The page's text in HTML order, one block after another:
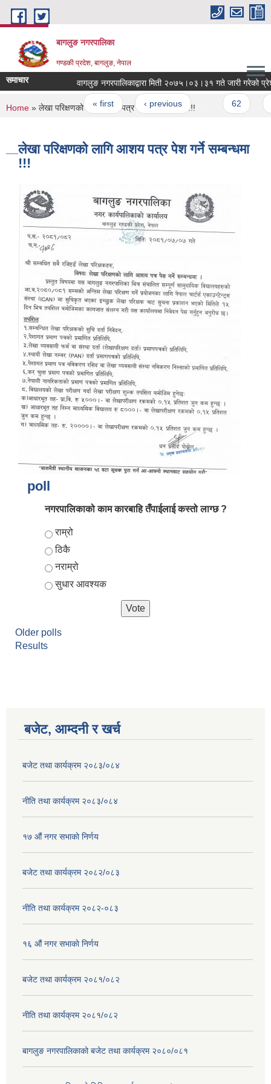
Skip to main content
बागलुङ नगरपालिका
गण्डकी प्रदेश, बागलुङ, नेपाल
समाचार वागलुङ नगरपालिकाद्वारा मिती २०७५।०३।३१ गते जारी गरेको प्रेश
Pages
« first ‹ previous …
You are here
Home » लेखा परिक्षणको लागि आशय पत्र पेश गर्ने सम्बन्धमा !!!
लेखा परिक्षणको लागि आशय पत्र पेश गर्ने सम्बन्धमा
!!!
poll
नगरपालिकाको काम कारबाहि तँपाईलाई कस्तो लाग्छ ?
Choices
राम्रो
ठिकै
नराम्रो
सुधार आवश्यक
Older polls
Results
बजेट, आम्दनी र खर्च
बजेट तथा कार्यक्रम २०८३/०८४
नीति तथा कार्यक्रम २०८३/०८४
१७ ‌‍औं नगर सभाकाे निर्णय
बजेट तथा कार्यक्रम २०८२/०८३
नीति तथा कार्यक्रम २०८२-०८३
१६ ‌औं नगर सभाकाे निर्णय
बजेट तथा कार्यक्रम २०८१/०८२
नीति तथा कार्यक्रम २०८१/०८२
बागलुङ नगरपालिकाको बजेट तथा कार्यक्रम २०८०/०८१